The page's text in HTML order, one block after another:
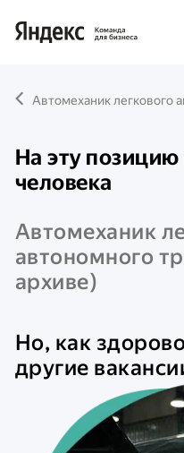
Автомеханик легкового
На эту
человека
Автомеханик
автономного
архиве)
Но, как
другие